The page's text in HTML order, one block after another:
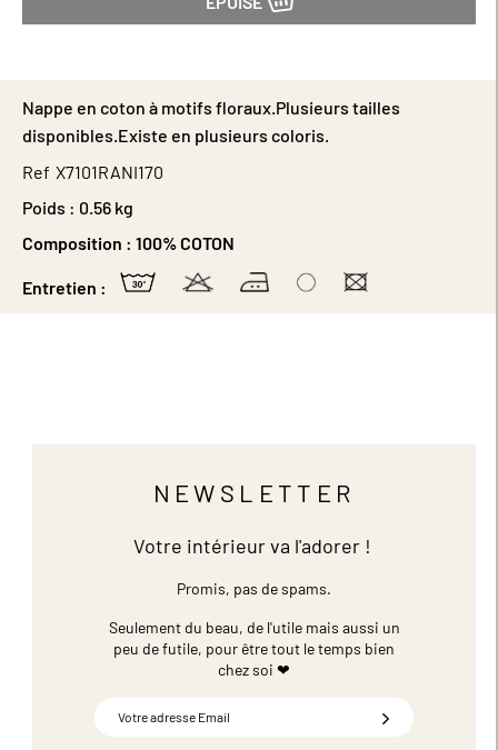
Nappe en coton à motifs floraux.Plusieurs tailles
disponibles.Existe en plusieurs coloris.
Ref X7101RANI170
Poids : 0.56 kg
Composition : 100% COTON
Entretien :
NEWSLETTER
Votre intérieur va l'adorer !
Promis, pas de spams.
Seulement du beau, de l'utile mais aussi un
peu de futile, pour être tout le temps bien
chez soi ❤